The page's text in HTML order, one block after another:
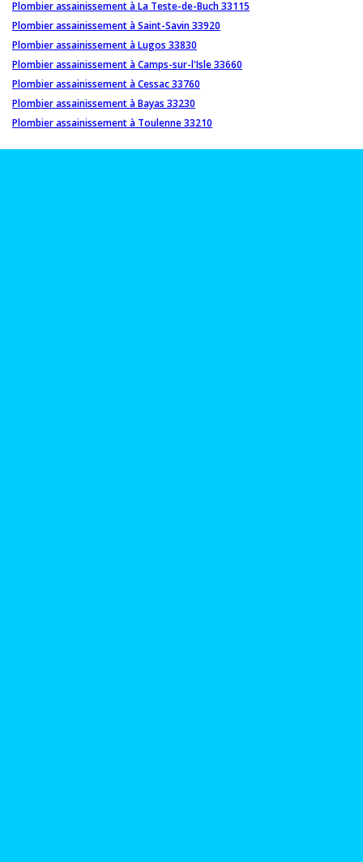
Plombier assainissement à La Teste-de-Buch 33115
Plombier assainissement à Saint-Savin 33920
Plombier assainissement à Lugos 33830
Plombier assainissement à Camps-sur-l'Isle 33660
Plombier assainissement à Cessac 33760
Plombier assainissement à Bayas 33230
Plombier assainissement à Toulenne 33210